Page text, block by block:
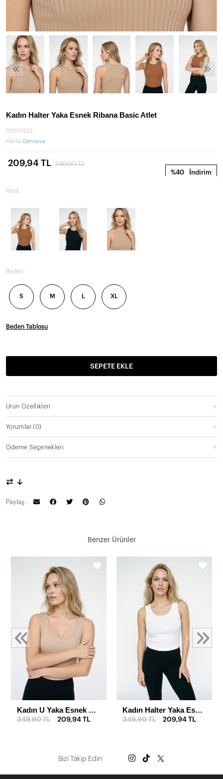
Kadın Halter Yaka Esnek Ribana Basic Atlet
P00011652
Marka Qimnova
%40 İndirim
209,94 TL 349,90 TL
Renk:
Beden:
S M L XL
Beden Tablosu
SEPETE EKLE
Ürün Özellikleri
Yorumlar(0)
Ödeme Seçenekleri
Paylaş :
Benzer Ürünler
Kadın U Yaka Esnek Ribana Basic Atlet
349,90 TL 209,94 TL
Kadın Halter Yaka Esnek İnterlok Basic Atlet
349,90 TL 209,94 TL
Bizi Takip Edin